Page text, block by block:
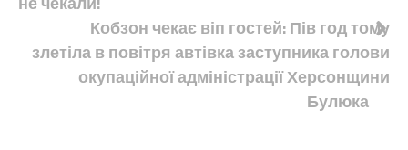
Кобзон чекає віп гостей: Пів год тому
злетіла в повітря автівка заступника голови
окупаційної адміністрації Херсонщини
Булюка